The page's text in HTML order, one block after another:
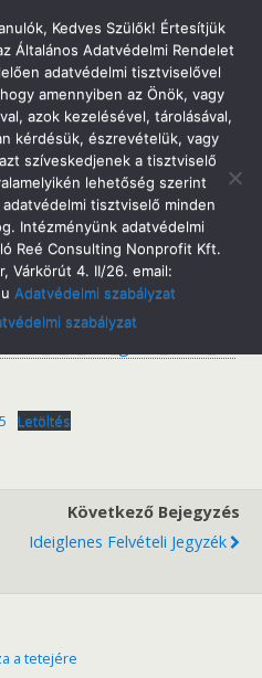
Gimnázium
23. Csütörtök
Gimnáziumba
Pin Email SMS
dload/kozoktatas/bei
Letöltés
Következő Bejegyzés
Ideiglenes Felvételi Jegyzék
a tetejére
Kedves Szülők! Értesítjük
Általános Adatvédelmi Rendelet
adatvédelmi tisztviselővel
amennyiben az Önök, vagy
azok kezelésével, tárolásával,
kérdésük, észrevételük, vagy
szíveskedjenek a tisztviselő
lehetőség szerint
tisztviselő minden
Intézményünk adatvédelmi
Reé Consulting Nonprofit Kft.
Várkörút 4. II/26. email:
Adatvédelmi szabályzat
szabályzat